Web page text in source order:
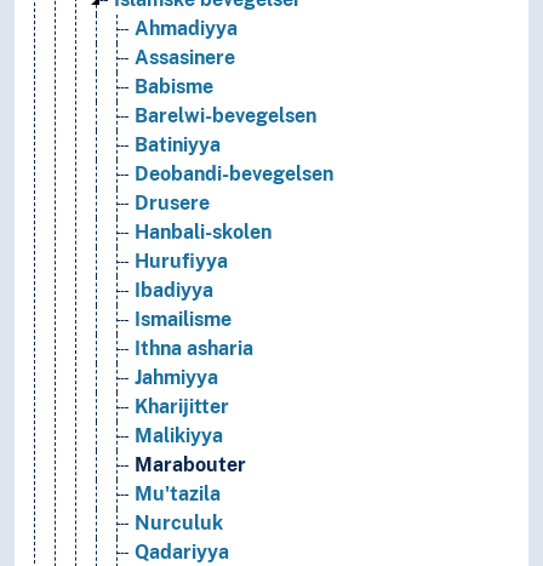
Ahmadiyya
Assasinere
Babisme
Barelwi-bevegelsen
Batiniyya
Deobandi-bevegelsen
Drusere
Hanbali-skolen
Hurufiyya
Ibadiyya
Ismailisme
Ithna asharia
Jahmiyya
Kharijitter
Malikiyya
Marabouter
Mu'tazila
Nurculuk
Qadariyya